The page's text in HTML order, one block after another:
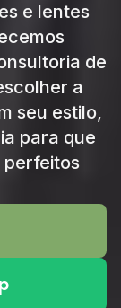
e lentes
de
a
seu estilo,
para que
perfeitos